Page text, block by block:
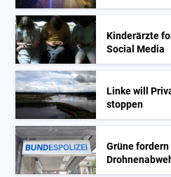
Kinderärzte
Social Media
Linke will
stoppen
Grüne